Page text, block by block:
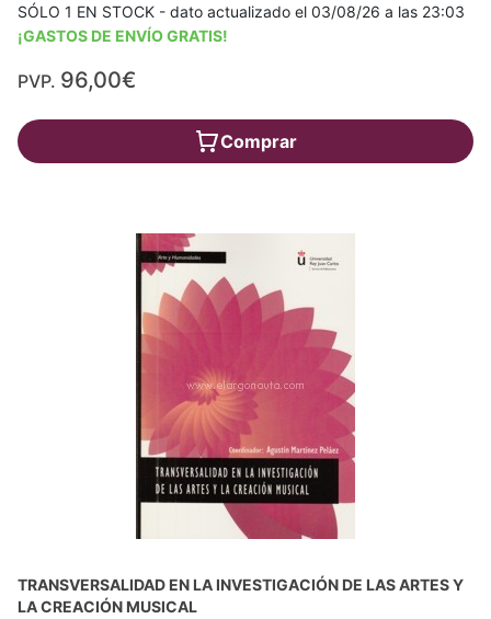
SÓLO 1 EN STOCK - dato actualizado el 03/08/26 a las 23:03
¡GASTOS DE ENVÍO GRATIS!
PVP. 96,00€
Comprar
TRANSVERSALIDAD EN LA INVESTIGACIÓN DE LAS ARTES Y
LA CREACIÓN MUSICAL